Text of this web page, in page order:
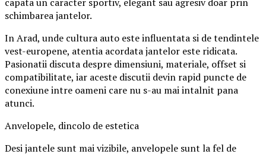
schimbarea jantelor.
In Arad, unde cultura auto este influentata si de tendintele
vest-europene, atentia acordata jantelor este ridicata.
Pasionatii discuta despre dimensiuni, materiale, offset si
compatibilitate, iar aceste discutii devin rapid puncte de
conexiune intre oameni care nu s-au mai intalnit pana
atunci.
Anvelopele, dincolo de estetica
Desi jantele sunt mai vizibile, anvelopele sunt la fel de